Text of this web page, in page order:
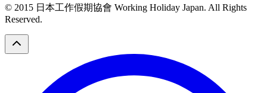
© 2015 日本工作假期協會 Working Holiday Japan. All Rights
Reserved.